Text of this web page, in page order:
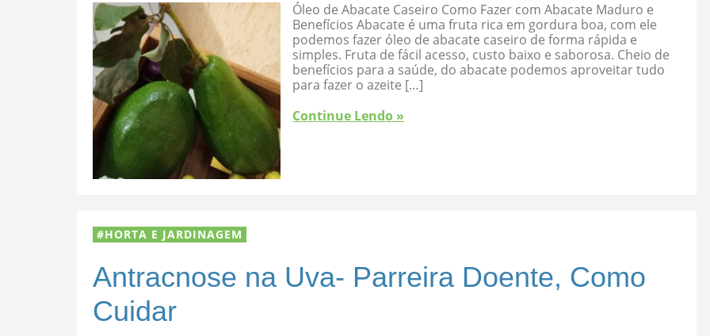
Óleo de Abacate Caseiro Como Fazer com Abacate Maduro e
Benefícios Abacate é uma fruta rica em gordura boa, com ele
podemos fazer óleo de abacate caseiro de forma rápida e
simples. Fruta de fácil acesso, custo baixo e saborosa. Cheio de
benefícios para a saúde, do abacate podemos aproveitar tudo
para fazer o azeite […]
Continue Lendo »
HORTA E JARDINAGEM
Antracnose na Uva- Parreira Doente, Como
Cuidar